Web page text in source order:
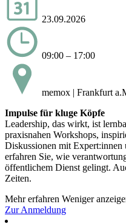
23.09.2026
09:00 – 17:00
memox | Frankfurt
Impulse für kluge Köpfe
Leadership, das wirkt, ist
praxisnahen Workshops,
Diskussionen mit Expert:innen
erfahren Sie, wie
öffentlichem Dienst gelingt.
Zeiten.
Mehr erfahren Weniger
Zur Anmeldung